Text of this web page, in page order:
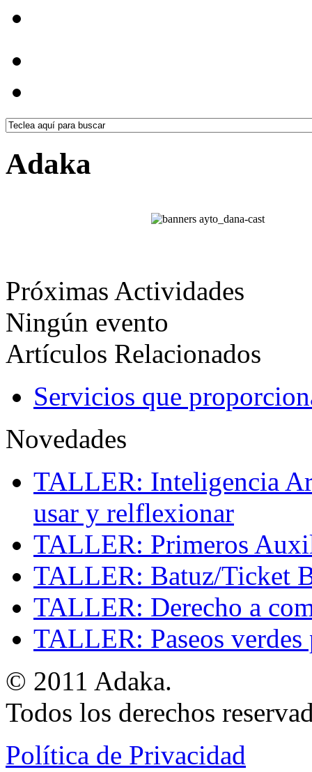
Adaka
Próximas Actividades
Ningún evento
Artículos Relacionados
Servicios que
Novedades
TALLER: Inteligencia
usar y relflexionar
TALLER: Primeros
TALLER: Batuz/Ticket
TALLER: Derecho a
TALLER: Paseos
© 2011 Adaka.
Todos los derechos
Política de Privacidad